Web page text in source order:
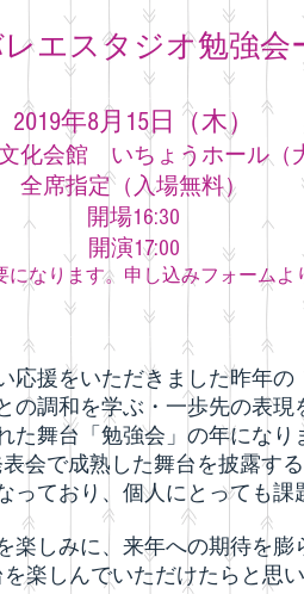
レエスタジオ勉強会
2019年8月15日（木）
化会館 いちょうホール（
全席指定（入場無料）
開場16:30
​開演17:00
なります。申し込みフォームよ
応援をいただきました昨年の
の調和を学ぶ・一歩先の表
た舞台「勉強会」の年になり
表会で成熟した舞台を披露す
っており、個人にとっても課
楽しみに、来年への期待を膨
楽しんでいただけたらと思い